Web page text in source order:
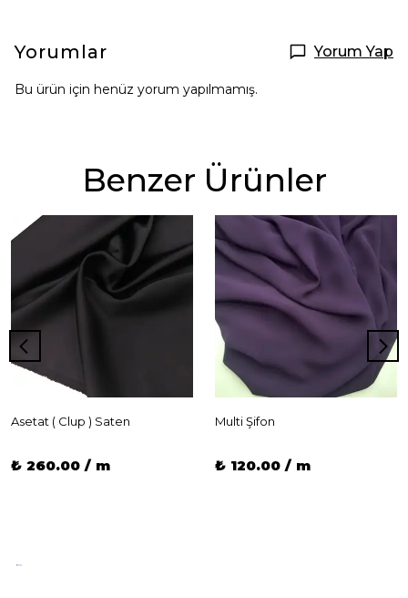
Yorumlar Yorum Yap
Bu ürün için henüz yorum yapılmamış.
Benzer Ürünler
Asetat ( Clup ) Saten
₺ 260.00 / m
Multi Şifon
₺ 120.00 / m